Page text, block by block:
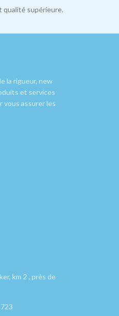
qualité supérieure.
la rigueur, new
et services
vous assurer les
km 2 , près de